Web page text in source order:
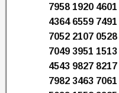
7958 1920
4364 6559
7052 2107
7049 3951
4543 9827
7982 3463